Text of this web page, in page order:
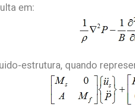
em:
estrutura, quando